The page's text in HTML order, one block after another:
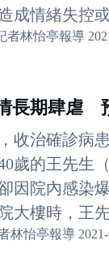
成情緒失控
者林怡亭報導
長期肆虐
收治確診病
歲的王先生
因院內感染
大樓時，王
林怡亭報導